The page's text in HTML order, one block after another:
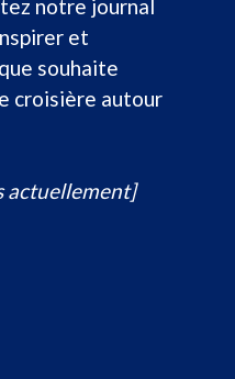
notre journal
et
souhaite
croisière autour
actuellement]